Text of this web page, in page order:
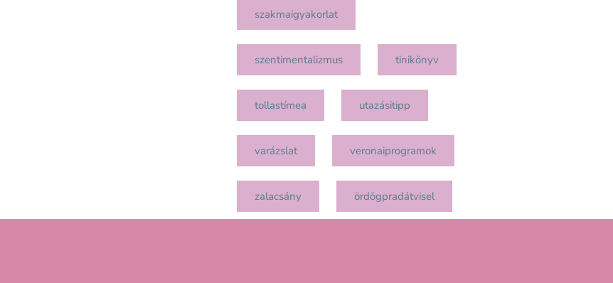
szakmaigyakorlat
szentimentalizmus tinikönyv
tollastímea utazásitipp
varázslat veronaiprogramok
zalacsány ördögpradátvisel